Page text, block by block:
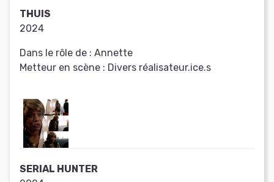
THUIS
2024
Dans le rôle de : Annette
Metteur en scène : Divers réalisateur.ice.s
SERIAL HUNTER